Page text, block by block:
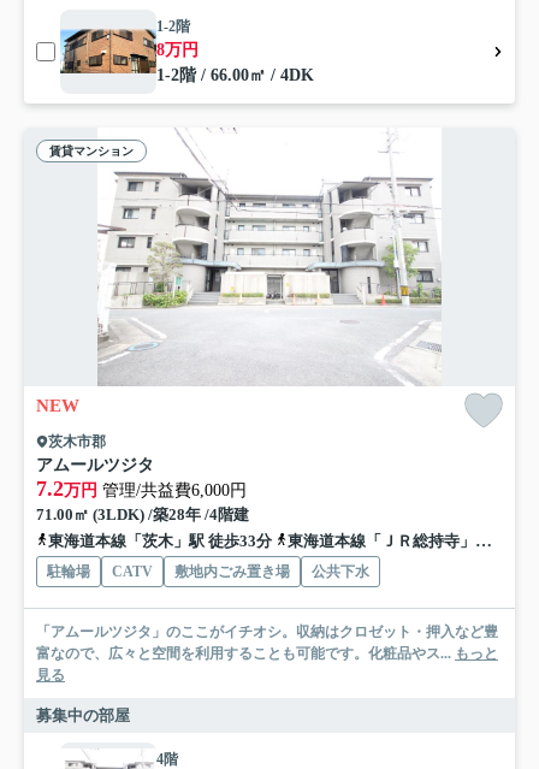
1-2階
8万円
1-2階 / 66.00㎡ / 4DK
賃貸マンション
NEW
茨木市郡
アムールツジタ
7.2万円 管理/共益費6,000円
71.00㎡ (3LDK) /築28年 /4階建
東海道本線「茨木」駅 徒歩33分
東海道本線「ＪＲ総持寺」駅 徒歩34分
駐輪場 CATV 敷地内ごみ置き場 公共下水
「アムールツジタ」のここがイチオシ。収納はクロゼット・押入など豊
富なので、広々と空間を利用することも可能です。化粧品やス... もっと
見る
募集中の部屋
4階